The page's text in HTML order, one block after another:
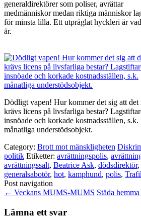
generaldirektörer som poliser, avrättar
medmänniskor medan riktiga människor
för minsta lilla. Ett utpräglat hyckleri är
är.
Dödligt vapen! Hur kommer det sig att det
krävs licens på livsfarliga bestar?
insnöade och korkade kostnadsställen, s.k.
månatliga understödsobjekt.
Category: Brott mot mänskligheten
politik Etiketter: avrättningspolis,
avrättningssalt, Beatrice Ask, dödsdirektör,
generalsabotör, hot, kamphund, polis,
Post navigation
← Veckans MUMS-MUMS Städa
Lämna ett svar